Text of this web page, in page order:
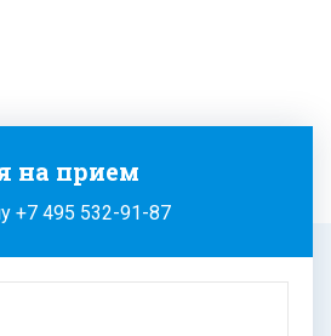
на прием
+7 495 532-91-87